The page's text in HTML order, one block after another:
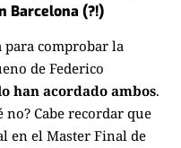
Barcelona (?!)
para comprobar la
de Federico
han acordado ambos.
Cabe recordar que
en el Master Final de